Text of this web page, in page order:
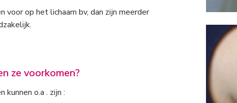
voor op het lichaam bv, dan zijn meerder
ze voorkomen?
kunnen o.a . zijn :